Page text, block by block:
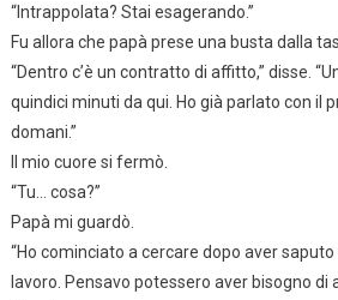
“Intrappolata? Stai esagerando.”
Fu allora che papà prese una busta dalla
“Dentro c’è un contratto di affitto,” disse.
quindici minuti da qui. Ho già parlato con il
domani.”
Il mio cuore si fermò.
“Tu… cosa?”
Papà mi guardò.
“Ho cominciato a cercare dopo aver
lavoro. Pensavo potessero aver bisogno di